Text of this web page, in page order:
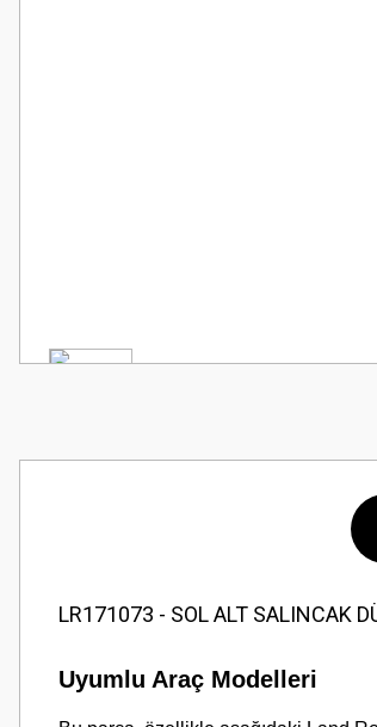
LR171073 - SOL ALT SALINCAK
Uyumlu Araç Modelleri